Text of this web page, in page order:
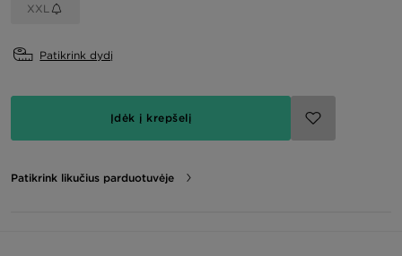
XXL
Patikrink dydį
Įdėk į krepšelį
Patikrink likučius parduotuvėje